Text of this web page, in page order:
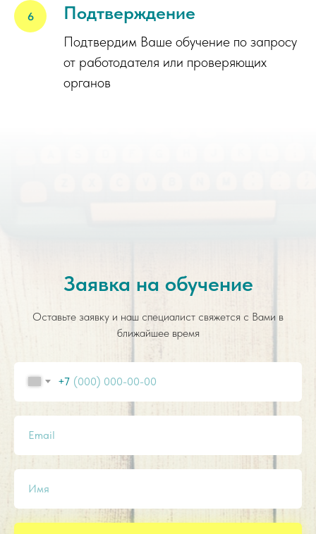
Подтверждение
Подтвердим Ваше обучение по запросу
от работодателя или проверяющих
органов
Заявка на обучение
Оставьте заявку и наш специалист свяжется с Вами в
ближайшее время
+7
Email
Имя